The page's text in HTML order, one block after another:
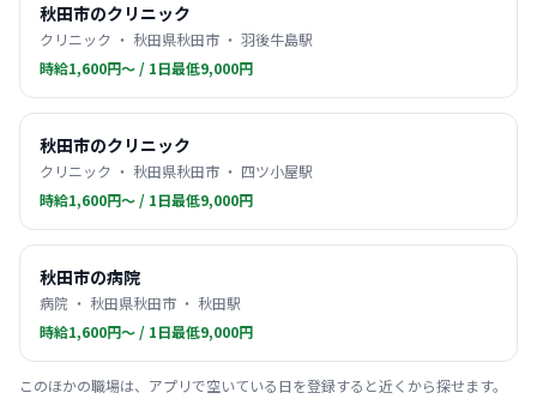
秋田市のクリニック
クリニック ・ 秋田県秋田市 ・ 羽後牛島駅
時給1,600円〜 / 1日最低9,000円
秋田市のクリニック
クリニック ・ 秋田県秋田市 ・ 四ツ小屋駅
時給1,600円〜 / 1日最低9,000円
秋田市の病院
病院 ・ 秋田県秋田市 ・ 秋田駅
時給1,600円〜 / 1日最低9,000円
このほかの職場は、アプリで空いている日を登録すると近くから探せます。